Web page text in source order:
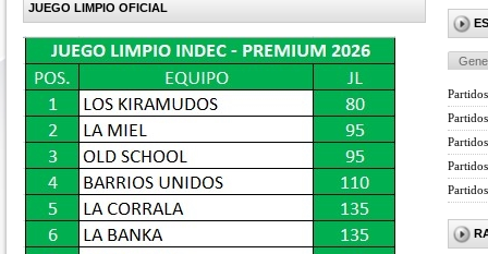
JUEGO LIMPIO OFICIAL
Partidos